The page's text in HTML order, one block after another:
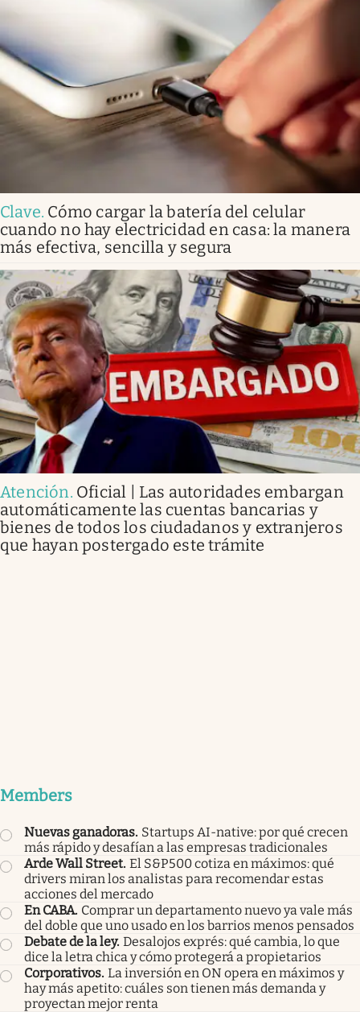
Clave. Cómo cargar la batería del celular
cuando no hay electricidad en casa: la manera
más efectiva, sencilla y segura
Atención. Oficial | Las autoridades embargan
automáticamente las cuentas bancarias y
bienes de todos los ciudadanos y extranjeros
que hayan postergado este trámite
Members
Nuevas ganadoras. Startups AI-native: por qué crecen
más rápido y desafían a las empresas tradicionales
Arde Wall Street. El S&P500 cotiza en máximos: qué
drivers miran los analistas para recomendar estas
acciones del mercado
En CABA. Comprar un departamento nuevo ya vale más
del doble que uno usado en los barrios menos pensados
Debate de la ley. Desalojos exprés: qué cambia, lo que
dice la letra chica y cómo protegerá a propietarios
Corporativos. La inversión en ON opera en máximos y
hay más apetito: cuáles son tienen más demanda y
proyectan mejor renta